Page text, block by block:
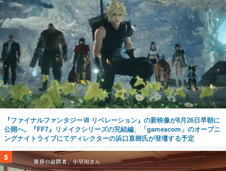
『ファイナルファンタジーⅦ リベレーション』の新映像が8月26日早朝に
公開へ。『FF7』リメイクシリーズの完結編、「gamescom」のオープニ
ングナイトライブにてディレクターの浜口直樹氏が登壇する予定
5